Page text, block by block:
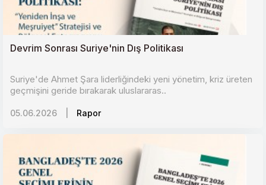
Devrim Sonrası Suriye'nin Dış Politikası
Suriye'de Ahmet Şara liderliğindeki yeni yönetim, kriz üreten
geçmişini geride bırakarak uluslararas..
05.06.2026 Rapor